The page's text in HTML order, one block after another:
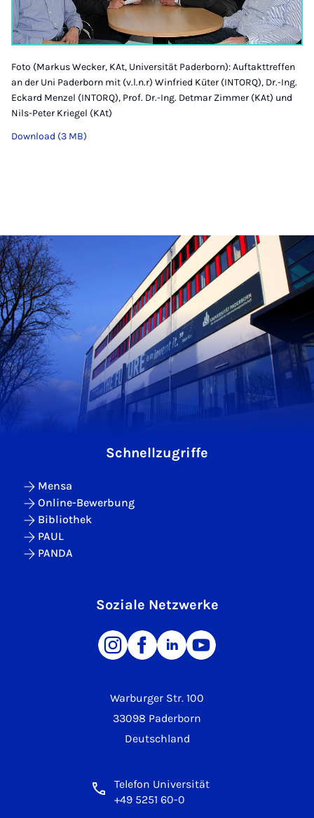
Foto (Markus Wecker, KAt, Universität Paderborn): Auftakttreffen
an der Uni Paderborn mit (v.l.n.r) Winfried Küter (INTORQ), Dr.-Ing.
Eckard Menzel (INTORQ), Prof. Dr.-Ing. Detmar Zimmer (KAt) und
Nils-Peter Kriegel (KAt)
Download (3 MB)
Warburger Str. 100
33098 Paderborn
Deutschland
Telefon Universität
+49 5251 60-0
Schnellzugriffe
Mensa
Online-Bewerbung
Bibliothek
PAUL
PANDA
Soziale Netzwerke